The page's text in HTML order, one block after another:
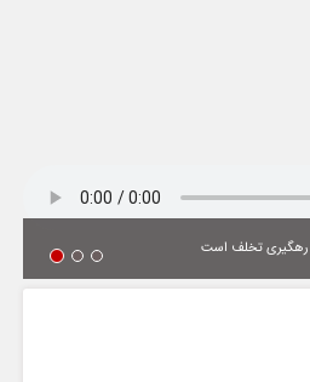
رهگیری تخلف است